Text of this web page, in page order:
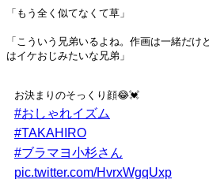
「もう全く似てなくて草」
「こういう兄弟いるよね。作画は一緒だ
はイケおじみたいな兄弟」
お決まりのそっくり顔😂💓
#おしゃれイズム
#TAKAHIRO
#ブラマヨ小杉さん
pic.twitter.com/HvrxWgqUxp